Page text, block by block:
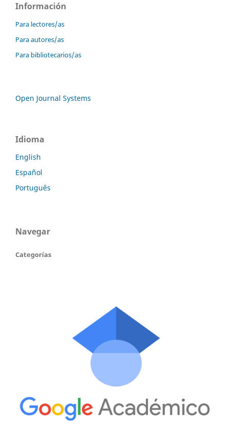
Información
Para lectores/as
Para autores/as
Para bibliotecarios/as
Open Journal Systems
Idioma
English
Español
Português
Navegar
Categorías